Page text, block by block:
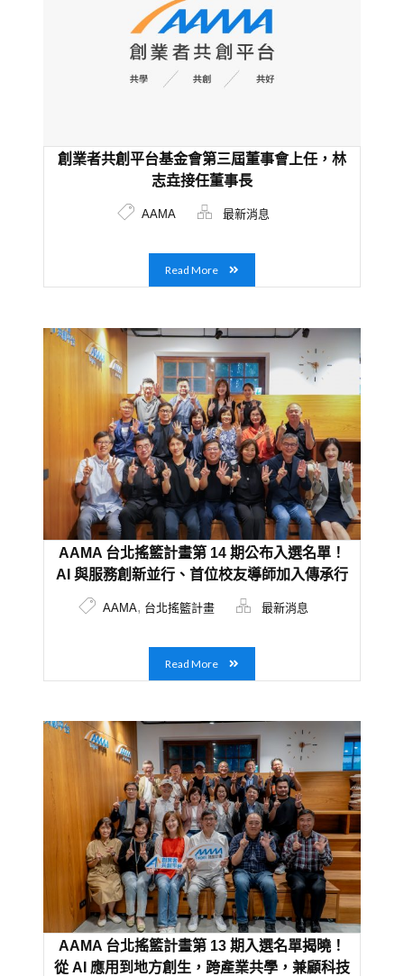
創業者共創平台基金會第三屆董事會上任，林
志垚接任董事長
AAMA 最新消息
Read More
AAMA 台北搖籃計畫第 14 期公布入選名單！
AI 與服務創新並行、首位校友導師加入傳承行
AAMA, 台北搖籃計畫 最新消息
Read More
AAMA 台北搖籃計畫第 13 期入選名單揭曉！
從 AI 應用到地方創生，跨產業共學，兼顧科技